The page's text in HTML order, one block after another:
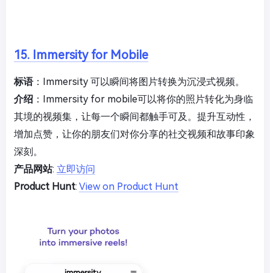
15. Immersity for Mobile
标语：Immersity 可以瞬间将图片转换为沉浸式视频。
介绍 ：Immersity for mobile可以将你的照片转化为身临
其境的视频集，让每一个瞬间都触手可及。提升互动性，
增加点赞，让你的朋友们对你分享的社交视频和故事印象
深刻。
产品网站: 立即访问
Product Hunt: View on Product Hunt